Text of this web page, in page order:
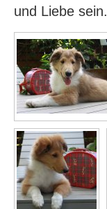
und Liebe sein.